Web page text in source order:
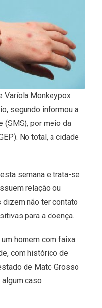
Varíola Monkeypox
segundo informou a
(SMS), por meio da
No total, a cidade
semana e trata-se
relação ou
não ter contato
para a doença.
homem com faixa
com histórico de
de Mato Grosso
caso